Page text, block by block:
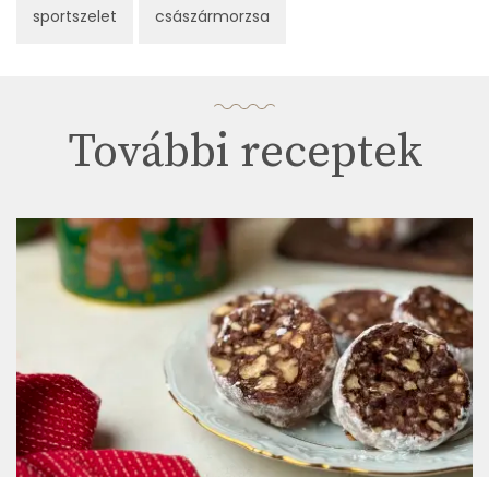
sportszelet császármorzsa
További receptek